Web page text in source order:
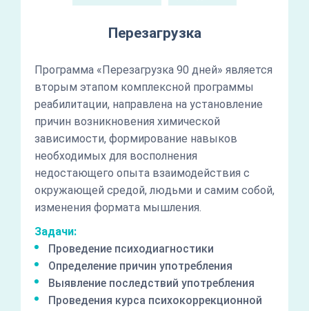
Перезагрузка
Программа «Перезагрузка 90 дней» является
вторым этапом комплексной программы
реабилитации, направлена на установление
причин возникновения химической
зависимости, формирование навыков
необходимых для восполнения
недостающего опыта взаимодействия с
окружающей средой, людьми и самим собой,
изменения формата мышления.
Задачи:
Проведение психодиагностики
Определение причин употребления
Выявление последствий употребления
Проведения курса психокоррекционной